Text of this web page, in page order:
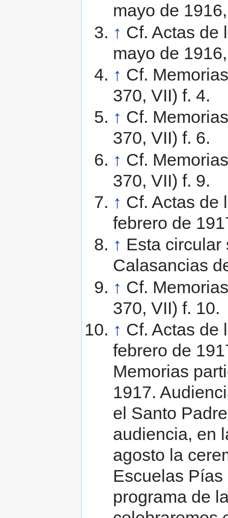
mayo de
↑ Cf. Actas de
mayo de
↑ Cf.
370, VII) f. 4.
↑ Cf.
370, VII) f. 6.
↑ Cf.
370, VII) f. 9.
↑ Cf. Actas de
febrero de
↑ Esta circular
Calasancias
↑ Cf.
370, VII) f. 10.
↑ Cf. Actas de
febrero de
Memorias
1917.
el Santo
audiencia, en
agosto la
Escuelas
programa de